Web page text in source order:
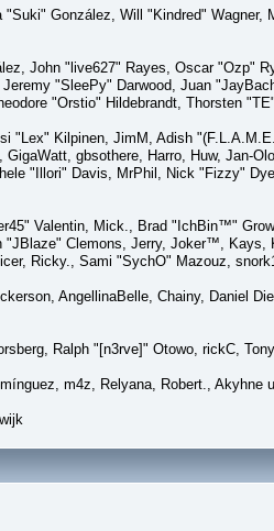
González, Will "Kindred"
John "live627" Rayes, Oscar "Ozp"
"SleePy" Darwood, Juan
"Orstio" Hildebrandt, Thorsten
"Lex" Kilpinen, JimM, Adish
GigaWatt, gbsothere, Harro, Huw,
"Illori" Davis, MrPhil, Nick "Fizzy"
Valentin, Mick., Brad "IchBin™"
"JBlaze" Clemons, Jerry, Joker™,
Ricky., Sami "SychO" Mazouz,
AngellinaBelle, Chainy, Daniel
Ralph "[n3rve]" Otowo, rickC,
m4z, Relyana, Robert., Akyhne